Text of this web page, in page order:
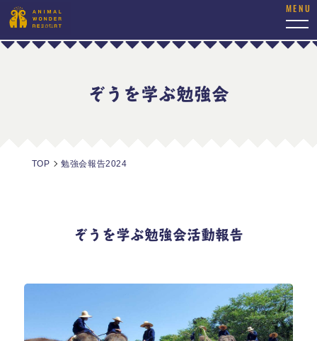
ぞうを学ぶ勉強会
TOP 勉強会報告2024
ぞうを学ぶ勉強会活動報告